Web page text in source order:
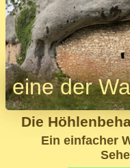
eine der
Die
Ein einfacher